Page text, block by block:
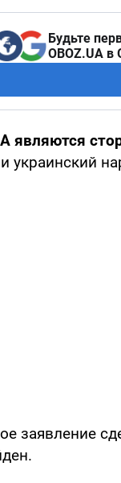
Будьте
OBOZ.UA в
являются
украинский
заявление